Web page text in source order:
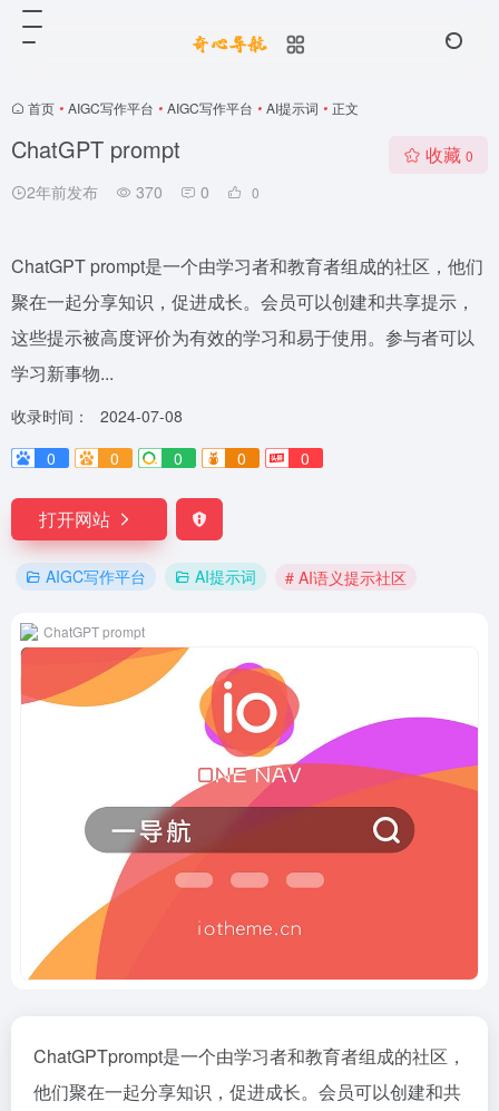
首页 • AIGC写作平台 • AIGC写作平台 • AI提示词 • 正文
ChatGPT prompt
2年前发布 370 0 0
收藏 0
ChatGPT prompt是一个由学习者和教育者组成的社区，他们
聚在一起分享知识，促进成长。会员可以创建和共享提示，
这些提示被高度评价为有效的学习和易于使用。参与者可以
学习新事物...
收录时间：
2024-07-08
0
0 0 0 0
打开网站
AIGC写作平台 AI提示词 # AI语义提示社区
ChatGPT prompt
ChatGPTprompt是一个由学习者和教育者组成的社区，
他们聚在一起分享知识，促进成长。会员可以创建和共